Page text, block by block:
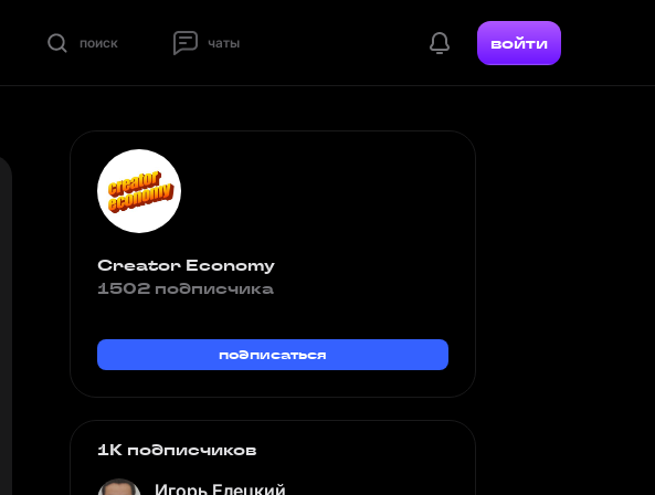
поиск чаты войти
Creator Economy
1502 подписчика
подписаться
1K подписчиков
Игорь Елецкий